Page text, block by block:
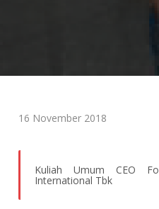
16 November 2018
Kuliah Umum CEO
International Tbk